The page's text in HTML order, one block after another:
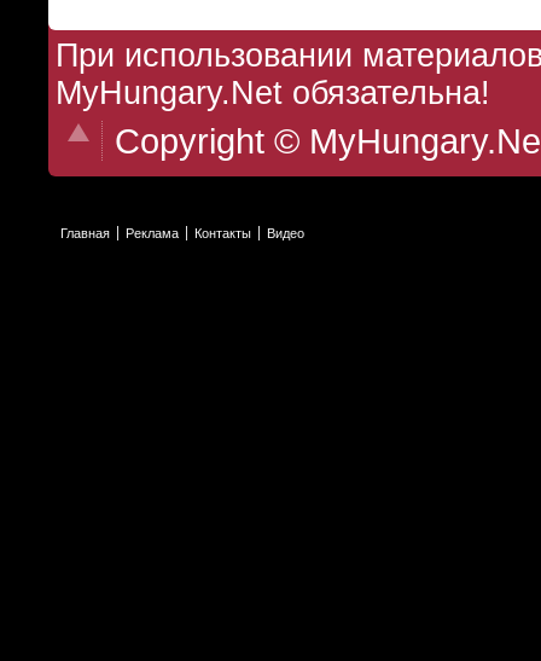
При использовании
MyHungary.Net обязательна!
Copyright ©
Главная Реклама Контакты Видео